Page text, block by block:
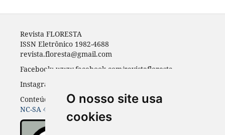
O nosso site usa
cookies
Revista FLORESTA
ISSN Eletrônico 1982-4688
revista.floresta@gmail.com
Facebook: www.facebook.com/revistafloresta
Instagran: revista_floresta
Conteúdos do periódico licenciados sob uma
NC-SA 4.0